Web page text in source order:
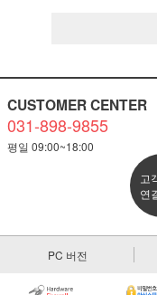
CUSTOMER CENTER
031-898-9855
평일 09:00~18:00
고
연
PC 버전